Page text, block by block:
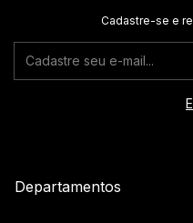
Cadastre-se e
Departamentos